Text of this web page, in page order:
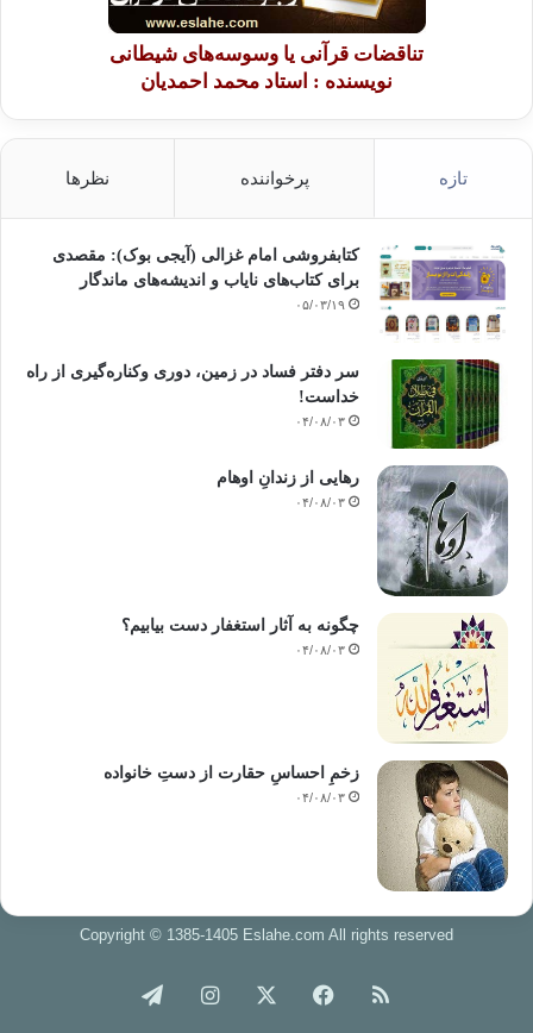
تناقضات قرآنی یا وسوسه‌های شیطانی
نویسنده : استاد محمد احمدیان
تازه پرخواننده نظرها
کتابفروشی امام غزالی (آیجی بوک): مقصدی
برای کتاب‌های نایاب و اندیشه‌های ماندگار
۰۵/۰۳/۱۹
سر دفتر فساد در زمین‌، دوری وکناره‌گیری از راه
خداست‌!
۰۴/۰۸/۰۳
رهایی از زندانِ اوهام
۰۴/۰۸/۰۳
چگونه به آثار استغفار دست بیابیم؟
۰۴/۰۸/۰۳
زخمِ احساسِ حقارت از دستِ خانواده
۰۴/۰۸/۰۳
Copyright © 1385-1405 Eslahe.com All rights reserved
خوراک فیس اینستاگرام